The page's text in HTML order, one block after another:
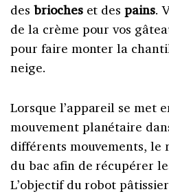
des briocheset despains.
de la crème pour vos
pour faire monter la
neige.
Lorsque l’appareil se met
mouvement planétaire
différents mouvements, le
du bac afin de récupérer
L’objectif du robot pâtissier